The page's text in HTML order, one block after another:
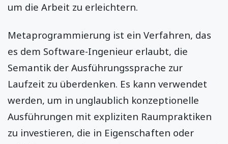
um die Arbeit zu erleichtern.
Metaprogrammierung ist ein Verfahren, das
es dem Software-Ingenieur erlaubt, die
Semantik der Ausführungssprache zur
Laufzeit zu überdenken. Es kann verwendet
werden, um in unglaublich konzeptionelle
Ausführungen mit expliziten Raumpraktiken
zu investieren, die in Eigenschaften oder